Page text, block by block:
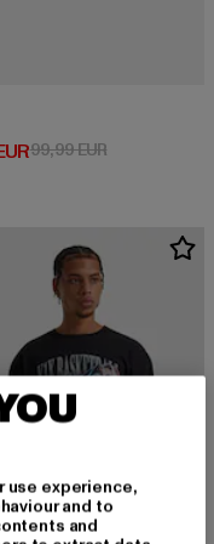
Preis: 61,99 EUR
99,99 EURAktionspreis:
use experience,
and to
and